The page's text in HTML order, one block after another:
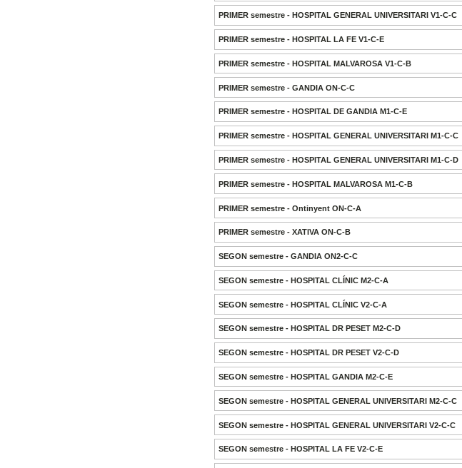
PRIMER semestre - HOSPITAL GENERAL UNIVERSITARI V1-C-C
PRIMER semestre - HOSPITAL LA FE V1-C-E
PRIMER semestre - HOSPITAL MALVAROSA V1-C-B
PRIMER semestre - GANDIA ON-C-C
PRIMER semestre - HOSPITAL DE GANDIA M1-C-E
PRIMER semestre - HOSPITAL GENERAL UNIVERSITARI M1-C-C
PRIMER semestre - HOSPITAL GENERAL UNIVERSITARI M1-C-D
PRIMER semestre - HOSPITAL MALVAROSA M1-C-B
PRIMER semestre - Ontinyent ON-C-A
PRIMER semestre - XATIVA ON-C-B
SEGON semestre - GANDIA ON2-C-C
SEGON semestre - HOSPITAL CLÍNIC M2-C-A
SEGON semestre - HOSPITAL CLÍNIC V2-C-A
SEGON semestre - HOSPITAL DR PESET M2-C-D
SEGON semestre - HOSPITAL DR PESET V2-C-D
SEGON semestre - HOSPITAL GANDIA M2-C-E
SEGON semestre - HOSPITAL GENERAL UNIVERSITARI M2-C-C
SEGON semestre - HOSPITAL GENERAL UNIVERSITARI V2-C-C
SEGON semestre - HOSPITAL LA FE V2-C-E